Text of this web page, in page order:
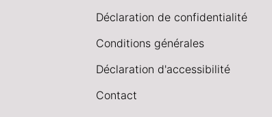
Déclaration de confidentialité
Conditions générales
Déclaration d'accessibilité
Contact